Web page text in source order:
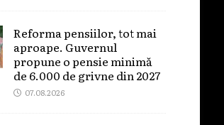
Reforma pensiilor, tot mai
aproape. Guvernul
propune o pensie minimă
de 6.000 de grivne din 2027
07.08.2026